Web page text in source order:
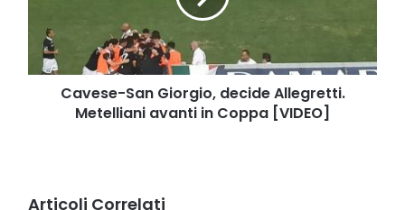
avanti
Coppa
[VIDEO]
Cavese-San Giorgio, decide Allegretti.
Metelliani avanti in Coppa [VIDEO]
Articoli Correlati